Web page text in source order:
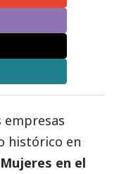
empresas
histórico en
en el